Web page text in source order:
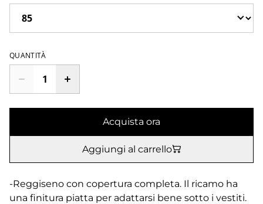
QUANTITÀ
Acquista ora
Aggiungi al carrello
-Reggiseno con copertura completa. Il ricamo ha
una finitura piatta per adattarsi bene sotto i vestiti.